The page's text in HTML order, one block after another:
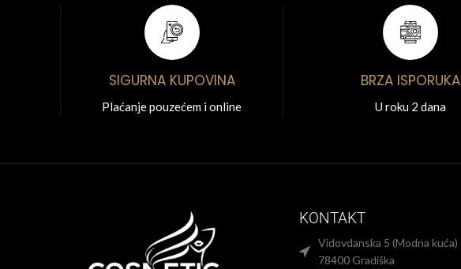
SIGURNA KUPOVINA
Plaćanje pouzećem i online
BRZA ISPORUKA
U roku 2 dana
KONTAKT
Vidovdanska 5 (Modna kuća)
78400 Gradiška